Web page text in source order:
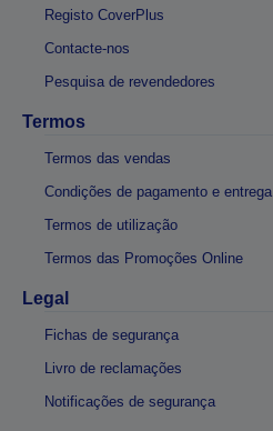
Registo CoverPlus
Contacte-nos
Pesquisa de revendedores
Termos
Termos das vendas
Condições de pagamento e entrega
Termos de utilização
Termos das Promoções Online
Legal
Fichas de segurança
Livro de reclamações
Notificações de segurança